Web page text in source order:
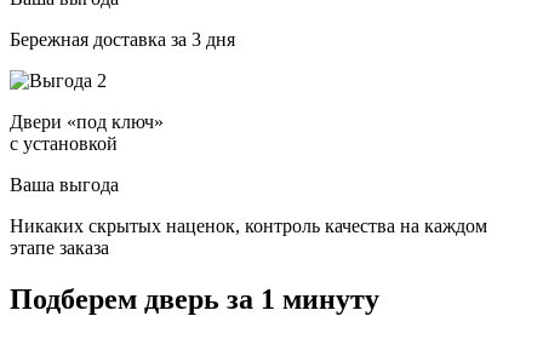
Бережная доставка за 3 дня
Двери «под ключ»
с установкой
Ваша выгода
Никаких скрытых наценок, контроль качества на каждом
этапе заказа
Подберем дверь за 1 минуту